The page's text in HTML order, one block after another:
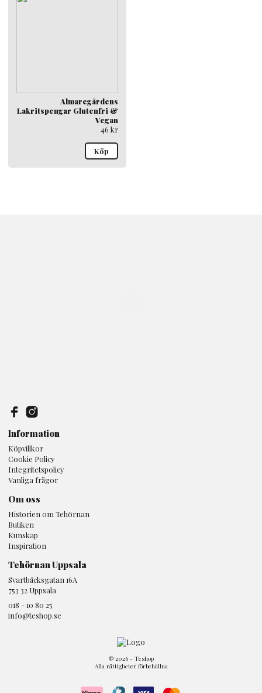
Almaregårdens
Lakritspengar Glutenfri &
Vegan
46 kr
Köp
Om oss
Historien om Tehörnan
Butiken
Kunskap
Inspiration
Information
Köpvillkor
Cookie Policy
Integritetspolicy
Vanliga frågor
Tehörnan Uppsala
Svartbäcksgatan 16A
753 32 Uppsala
018 - 10 80 25
info@teshop.se
© 2026 - Teshop
Alla rättigheter förbehållna